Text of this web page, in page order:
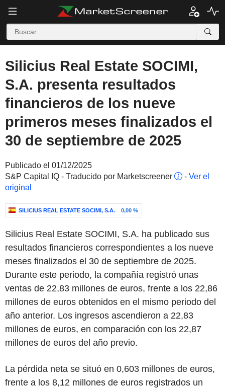
Silicius Real Estate SOCIMI,
S.A. presenta resultados
financieros de los nueve
primeros meses finalizados el
30 de septiembre de 2025
Publicado el 01/12/2025
S&P Capital IQ - Traducido por Marketscreener
- Ver el
original
SILICIUS REAL ESTATE SOCIMI, S.A. 0,00 %
Silicius Real Estate SOCIMI, S.A. ha publicado sus
resultados financieros correspondientes a los nueve
meses finalizados el 30 de septiembre de 2025.
Durante este periodo, la compañía registró unas
ventas de 22,83 millones de euros, frente a los 22,86
millones de euros obtenidos en el mismo periodo del
año anterior. Los ingresos ascendieron a 22,83
millones de euros, en comparación con los 22,87
millones de euros del año previo.
La pérdida neta se situó en 0,603 millones de euros,
frente a los 8,12 millones de euros registrados un